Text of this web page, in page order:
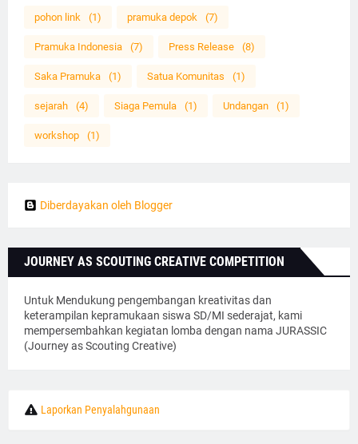
pohon link (1) pramuka depok (7)
Pramuka Indonesia (7) Press Release (8)
Saka Pramuka (1) Satua Komunitas (1)
sejarah (4) Siaga Pemula (1) Undangan (1)
workshop (1)
Diberdayakan oleh Blogger
JOURNEY AS SCOUTING CREATIVE COMPETITION
Untuk Mendukung pengembangan kreativitas dan
keterampilan kepramukaan siswa SD/MI sederajat, kami
mempersembahkan kegiatan lomba dengan nama JURASSIC
(Journey as Scouting Creative)
Laporkan Penyalahgunaan